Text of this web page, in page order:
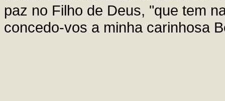
paz no Filho de Deus, "que tem
concedo-vos a minha carinhosa